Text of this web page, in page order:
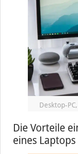
Desktop-
Die Vorteile
eines Laptops